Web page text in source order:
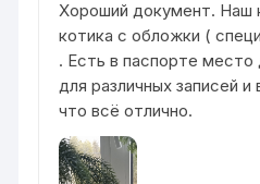
Хороший документ. Наш
котика с обложки (
. Есть в паспорте
для различных записей и
что всё отлично.